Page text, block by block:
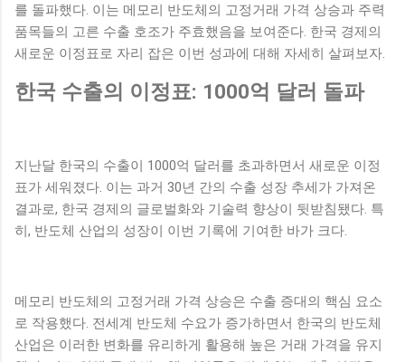
를 돌파했다. 이는 메모리 반도체의 고정거래 가격 상승과 주력
품목들의 고른 수출 호조가 주효했음을 보여준다. 한국 경제의
새로운 이정표로 자리 잡은 이번 성과에 대해 자세히 살펴보자.
한국 수출의 이정표: 1000억 달러 돌파
지난달 한국의 수출이 1000억 달러를 초과하면서 새로운 이정
표가 세워졌다. 이는 과거 30년 간의 수출 성장 추세가 가져온
결과로, 한국 경제의 글로벌화와 기술력 향상이 뒷받침됐다. 특
히, 반도체 산업의 성장이 이번 기록에 기여한 바가 크다.
메모리 반도체의 고정거래 가격 상승은 수출 증대의 핵심 요소
로 작용했다. 전세계 반도체 수요가 증가하면서 한국의 반도체
산업은 이러한 변화를 유리하게 활용해 높은 거래 가격을 유지